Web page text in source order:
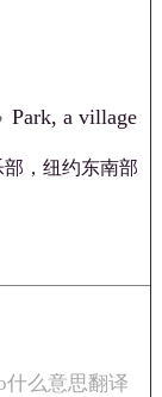
Park, a village
，纽约东南部
什么意思翻译